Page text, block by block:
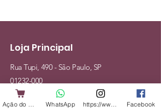
Loja Principal
Rua Tupi, 490 - São Paulo, SP
01232-000
Tel:(11) 93150-7808
WhatsApp Facebook